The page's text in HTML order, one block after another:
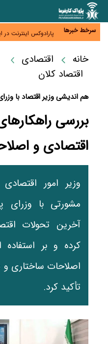
سرخط خبرها
زائران اربعین نگران
پارادوکس اینترنت در
شبکه کمتر توسعه
جدید سیاست‌های معمای
وارد میدان شد
خانه
اقتصادی
اقتصاد کلان
هم اندیشی وزیر اقتصاد با
بررسی
اقتصادی و
وزیر امور
مشورتی با وزرای
آخرین تحولات
کرده و بر استفاده
اصلاحات ساختاری
تأکید کرد.